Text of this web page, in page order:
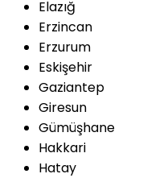
Elazığ
Erzincan
Erzurum
Eskişehir
Gaziantep
Giresun
Gümüşhane
Hakkari
Hatay